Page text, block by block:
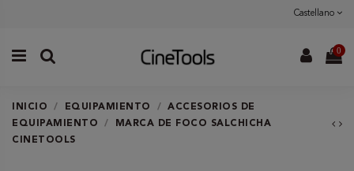
Castellano
0
INICIO EQUIPAMIENTO
ACCESORIOS DE
EQUIPAMIENTO
MARCA DE FOCO SALCHICHA
CINETOOLS